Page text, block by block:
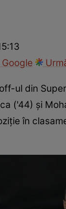
ul din
('44) și
în